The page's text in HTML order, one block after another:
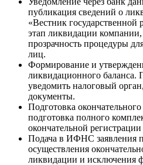
публикация сведений о
«Вестник
этап ликвидации
прозрачность процедуры
лиц.
Формирование и
ликвидационного баланса.
уведомить налоговый
документы.
Подготовка
подготовка полного
окончательной
Подача в ИФНС заявления
осуществления
ликвидации и